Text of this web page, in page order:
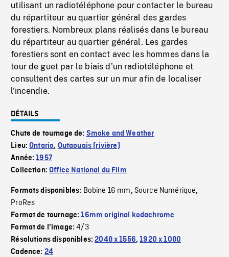
utilisant un radiotéléphone pour contacter le bureau
du répartiteur au quartier général des gardes
forestiers. Nombreux plans réalisés dans le bureau
du répartiteur au quartier général. Les gardes
forestiers sont en contact avec les hommes dans la
tour de guet par le biais d’un radiotéléphone et
consultent des cartes sur un mur afin de localiser
l'incendie.
DÉTAILS
Chute de tournage de: Smoke and Weather
Lieu:Ontario, Outaouais (rivière)
Année:1957
Collection:Office National du Film
Formats disponibles: Bobine 16 mm, Source Numérique,
ProRes
Format de tournage:16mm original kodachrome
Format de l'image:4/3
Résolutions disponibles:2048 x 1556,1920 x 1080
Cadence: 24